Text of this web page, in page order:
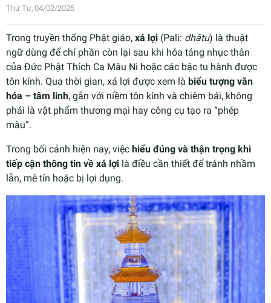
Thứ Tư, 04/02/2026
Trong truyền thống Phật giáo, xá lợi (Pali: dhātu) là thuật
ngữ dùng để chỉ phần còn lại sau khi hỏa táng nhục thân
của Đức Phật Thích Ca Mâu Ni hoặc các bậc tu hành được
tôn kính. Qua thời gian, xá lợi được xem là biểu tượng văn
hóa – tâm linh, gắn với niềm tôn kính và chiêm bái, không
phải là vật phẩm thương mại hay công cụ tạo ra “phép
màu”.
Trong bối cảnh hiện nay, việc hiểu đúng và thận trọng khi
tiếp cận thông tin về xá lợi là điều cần thiết để tránh nhầm
lẫn, mê tín hoặc bị lợi dụng.